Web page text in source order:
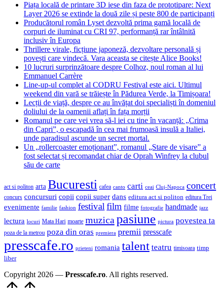
Piața locală de printare 3D iese din faza de prototipare: Next
Layer 2026 se extinde la două zile și peste 800 de participanți
Producătorul român Lyset dezvoltă prima gamă locală de
corpuri de iluminat cu CRI 97, performanță rar întâlnită
inclusiv în Europa
Thrillere virale, ficțiune japoneză, dezvoltare personală și
povești care vindecă. Vara aceasta se citește Alice Books!
10 lucruri surprinzătoare despre Colhoz, noul roman al lui
Emmanuel Carrère
Line-up-ul complet al CODRU Festival este aici. Ultimul
weekend din vară se trăiește în Pădurea Verde, la Timișoara!
Lecții de viață, despre ce au învățat doi specialiști în domeniul
doliului de la oamenii aflați în fața morții
Romanul pe care vei vrea să-l iei cu tine în vacanță: „Crima
din Capri”, o escapadă în cea mai frumoasă insulă a Italiei,
unde paradisul ascunde un secret mortal.
Un „rollercoaster emoționant”, romanul „Stare de visare” a
fost selectat și recomandat chiar de Oprah Winfrey la clubul
său de carte
act si politon arta Bucuresti cafea canto carti ceai Cluj-Napoca concert
concurs concursuri copii copii super dans editura act si politon editura Trei
evenimente familie fashion festival film filme fotografie handmade jazz
lectura locuri Mata Hari moarte muzica pasiune pictura povestea ta
poza de la metrou poza din oras premiera premii presscafe
presscafe.ro prieteni romania talent teatru timisoara timp
liber
Copyright 2026 — Presscafe.ro. All rights reserved.